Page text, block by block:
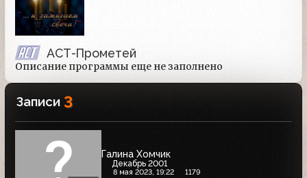
АСТ-Прометей
Описание программы еще не заполнено
Записи 3
Галина Хомчик
Декабрь 2001
8 мая 2023, 19:22 1179